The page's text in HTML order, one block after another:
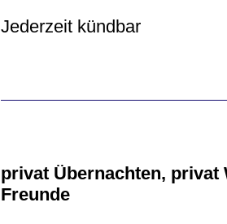
Jederzeit kündbar
privat Übernachten, privat
Freunde